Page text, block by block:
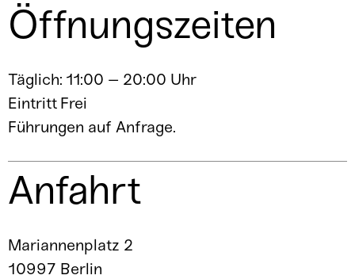
Öffnungszeiten
Täglich: 11:00 – 20:00 Uhr
Eintritt Frei
Führungen auf Anfrage.
Anfahrt
Mariannenplatz 2
10997 Berlin